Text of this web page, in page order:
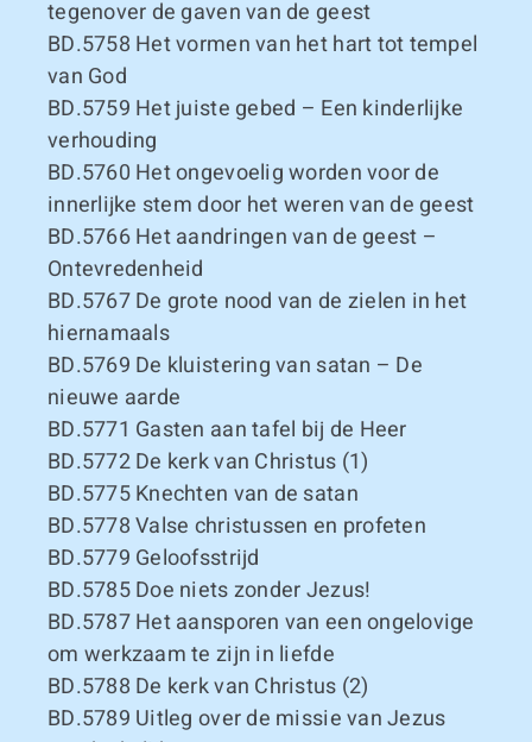
tegenover de gaven van de geest
BD.5758 Het vormen van het hart tot tempel
van God
BD.5759 Het juiste gebed – Een kinderlijke
verhouding
BD.5760 Het ongevoelig worden voor de
innerlijke stem door het weren van de geest
BD.5766Het aandringen van de geest –
Ontevredenheid
BD.5767De grote nood van de zielen in het
hiernamaals
BD.5769 De kluistering van satan – De
nieuwe aarde
BD.5771 Gasten aan tafel bij de Heer
BD.5772De kerk van Christus (1)
BD.5775Knechten van de satan
BD.5778Valse christussen en profeten
BD.5779 Geloofsstrijd
BD.5785Doe niets zonder Jezus!
BD.5787Het aansporen van een ongelovige
om werkzaam te zijn in liefde
BD.5788 De kerk van Christus (2)
BD.5789 Uitleg over de missie van Jezus